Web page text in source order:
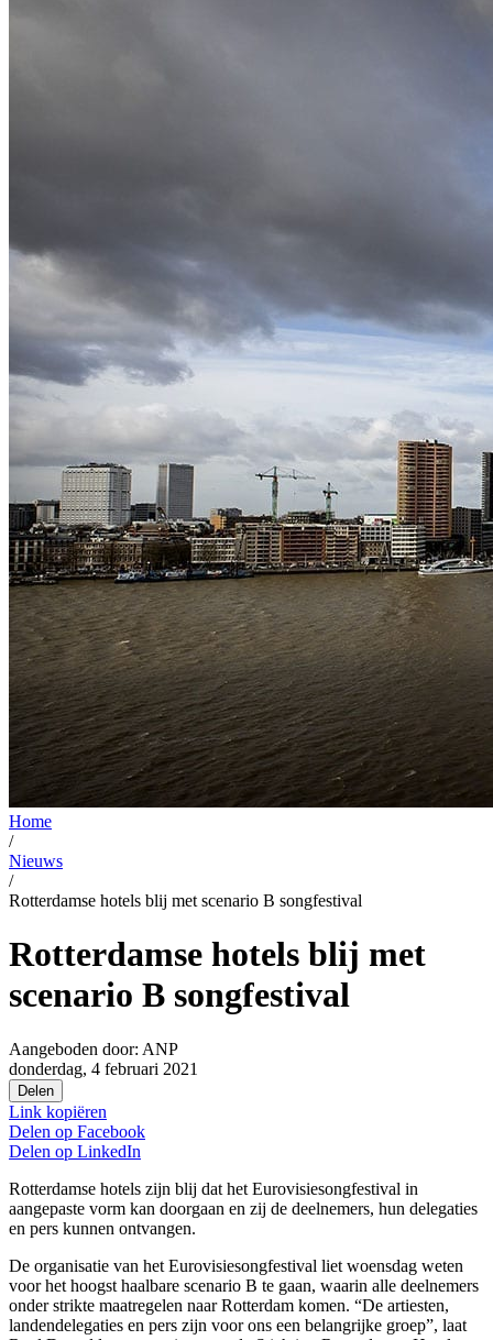
Home
/
Nieuws
/
Rotterdamse hotels blij met scenario B songfestival
Rotterdamse hotels blij met
scenario B songfestival
Aangeboden door: ANP
donderdag, 4 februari 2021
Delen
Link kopiëren
Delen op Facebook
Delen op LinkedIn
Rotterdamse hotels zijn blij dat het Eurovisiesongfestival in
aangepaste vorm kan doorgaan en zij de deelnemers, hun delegaties
en pers kunnen ontvangen.
De organisatie van het Eurovisiesongfestival liet woensdag weten
voor het hoogst haalbare scenario B te gaan, waarin alle deelnemers
onder strikte maatregelen naar Rotterdam komen. “De artiesten,
landendelegaties en pers zijn voor ons een belangrijke groep”, laat